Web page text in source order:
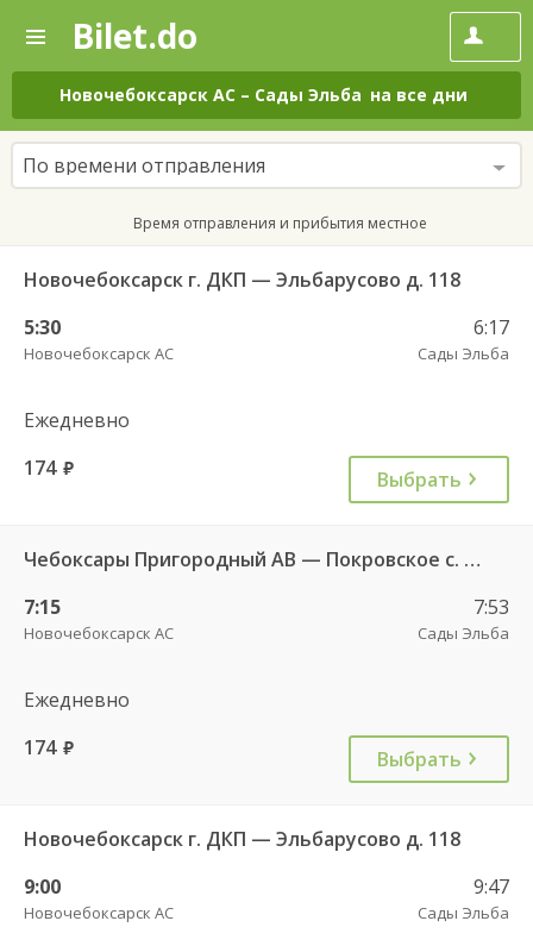
—
Поиск
и
покупка
билетов
на
автобус
онлайн
Bilet.do
Новочебоксарск АС – Сады Эльба на все дни
По времени отправления
Время отправления и прибытия местное
Новочебоксарск г. ДКП — Эльбарусово д. 118
5:30
Новочебоксарск АС
6:17
Сады Эльба
Ежедневно
174 руб. Выбрать
Чебоксары Пригородный АВ — Покровское с. 269
7:15
Новочебоксарск АС
7:53
Сады Эльба
Ежедневно
174 руб. Выбрать
Новочебоксарск г. ДКП — Эльбарусово д. 118
9:00
Новочебоксарск АС
9:47
Сады Эльба